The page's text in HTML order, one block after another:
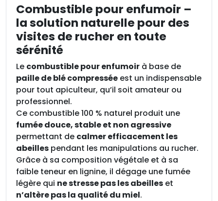
Combustible pour enfumoir –
la solution naturelle pour des
visites de rucher en toute
sérénité
Le combustible pour enfumoir à base de
paille de blé compressée est un indispensable
pour tout apiculteur, qu’il soit amateur ou
professionnel.
Ce combustible 100 % naturel produit une
fumée douce, stable et non agressive
permettant de calmer efficacement les
abeilles pendant les manipulations au rucher.
Grâce à sa composition végétale et à sa
faible teneur en lignine, il dégage une fumée
légère qui ne stresse pas les abeilles et
n’altère pas la qualité du miel.